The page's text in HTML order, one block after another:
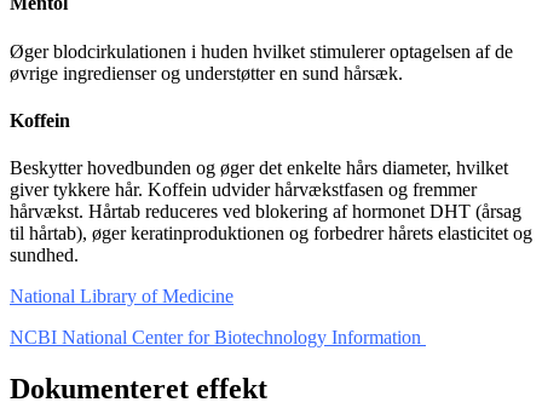
Øger blodcirkulationen i huden hvilket stimulerer optagelsen af de
øvrige ingredienser og understøtter en sund hårsæk.
Koffein
Beskytter hovedbunden og øger det enkelte hårs diameter, hvilket
giver tykkere hår. Koffein udvider hårvækstfasen og fremmer
hårvækst. Hårtab reduceres ved blokering af hormonet DHT (årsag
til hårtab), øger keratinproduktionen og forbedrer hårets elasticitet og
sundhed.
National Library of Medicine
NCBI National Center for Biotechnology Information
Dokumenteret effekt